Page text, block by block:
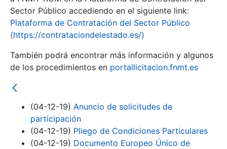
Sector Público accediendo en el siguiente link:
Plataforma de Contratación del Sector Público
(https://contrataciondelestado.es/)
También podrá encontrar más información y algunos
de los procedimientos en portallicitacion.fnmt.es
(04-12-19) Anuncio de solicitudes de
participación
(04-12-19) Pliego de Condiciones Particulares
(04-12-19) Documento Europeo Único de